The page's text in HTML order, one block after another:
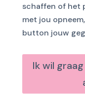
schaffen of het
met jou
button jouw
Ik wil